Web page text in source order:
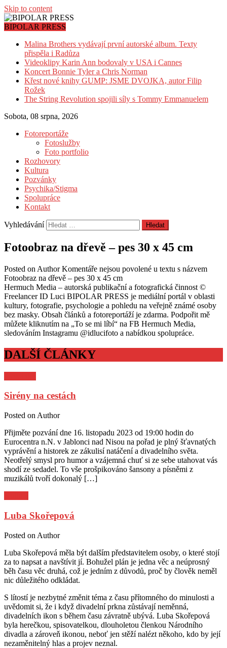
Skip to content
BIPOLAR PRESS
Malina Brothers vydávají první autorské album. Texty
přispěla i Radůza
Videoklipy Karin Ann bodovaly v USA i Cannes
Koncert Bonnie Tyler a Chris Norman
Křest nové knihy GUMP: JSME DVOJKA, autor Filip
Rožek
The String Revolution spojili síly s Tommy Emmanuelem
Sobota, 08 srpna, 2026
Fotoreportáže
Fotoslužby
Foto portfolio
Rozhovory
Kultura
Pozvánky
Psychika/Stigma
Spolupráce
Kontakt
Vyhledávání
Fotoobraz na dřevě – pes 30 x 45 cm
Posted on Author Komentáře nejsou povolené u textu s názvem
Fotoobraz na dřevě – pes 30 x 45 cm
Hermuch Media – autorská publikační a fotografická činnost ©
Freelancer ID Luci BIPOLAR PRESS je mediální portál v oblasti
kultury, fotografie, psychologie a pohledu na veřejně známé osoby
bez masky. Obsah článků a fotoreportáží je zdarma. Podpořit mě
můžete kliknutím na „To se mi líbí“ na FB Hermuch Media,
sledováním Instagramu @idlucifoto a nabídkou spolupráce.
DALŠÍ ČLÁNKY
Sirény na cestách
Posted on Author
Přijměte pozvání dne 16. listopadu 2023 od 19:00 hodin do
Eurocentra n.N. v Jablonci nad Nisou na pořad je plný šťavnatých
vyprávění a historek ze zákulisí natáčení a divadelního světa.
Neotřelý smysl pro humor a vzájemná chuť si ze sebe utahovat vás
shodí ze sedadel. To vše prošpikováno šansony a písněmi z
muzikálů tvoří dokonalý […]
Luba Skořepová
Posted on Author
Luba Skořepová měla být dalším představitelem osoby, o které stojí
za to napsat a navštívit jí. Bohužel plán je jedna věc a neúprosný
běh času věc druhá, což je jedním z důvodů, proč by člověk neměl
nic důležitého odkládat.
S lítostí je nezbytné změnit téma z času přítomného do minulosti a
uvědomit si, že i když divadelní prkna zůstávají neměnná,
divadelních ikon s během času závratně ubývá. Luba Skořepová
byla herečkou, spisovatelkou, dlouholetou členkou Národního
divadla a zároveň ikonou, neboť jen stěží nalézt někoho, kdo by její
nezaměnitelný hlas a projev neznal.